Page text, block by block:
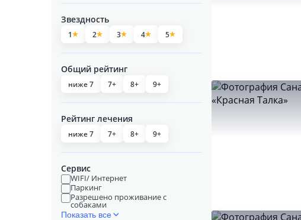
Звездность
1 2 3 4 5
Общий рейтинг
ниже 7 7+ 8+ 9+
Рейтинг лечения
ниже 7 7+ 8+ 9+
Сервис
WIFI/ Интернет
Паркинг
Разрешено проживание с
собаками
Показать все